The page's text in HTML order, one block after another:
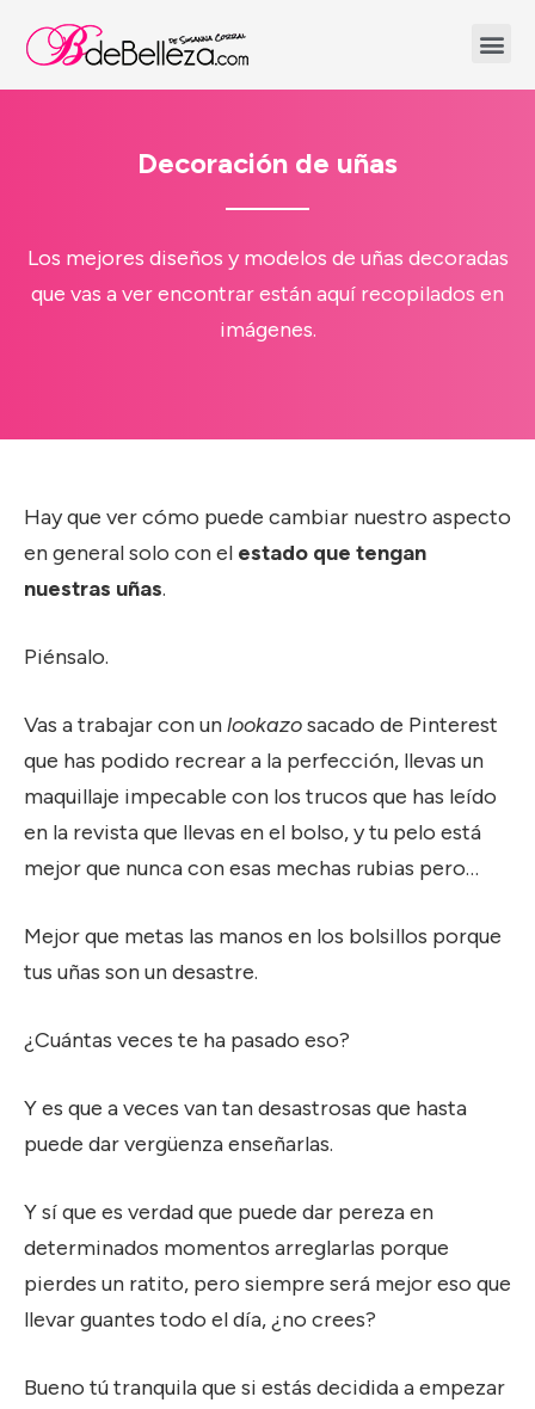
Decoración de uñas
Los mejores diseños y modelos de uñas decoradas
que vas a ver encontrar están aquí recopilados en
imágenes.
Hay que ver cómo puede cambiar nuestro aspecto
en general solo con el estado que tengan
nuestras uñas.
Piénsalo.
Vas a trabajar con unlookazosacado de Pinterest
que has podido recrear a la perfección, llevas un
maquillaje impecable con los trucos que has leído
en la revista que llevas en el bolso, y tu pelo está
mejor que nunca con esas mechas rubias pero…
Mejor que metas las manos en los bolsillos porque
tus uñas son un desastre.
¿Cuántas veces te ha pasado eso?
Y es que a veces van tan desastrosas que hasta
puede dar vergüenza enseñarlas.
Y sí que es verdad que puede dar pereza en
determinados momentos arreglarlas porque
pierdes un ratito, pero siempre será mejor eso que
llevar guantes todo el día, ¿no crees?
Bueno tú tranquila que si estás decidida a empezar